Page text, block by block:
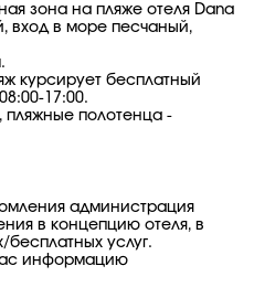
зона на пляже отеля Dana
вход в море песчаный,
курсирует бесплатный
17:00.
пляжные полотенца -
администрация
в концепцию отеля, в
услуг.
информацию